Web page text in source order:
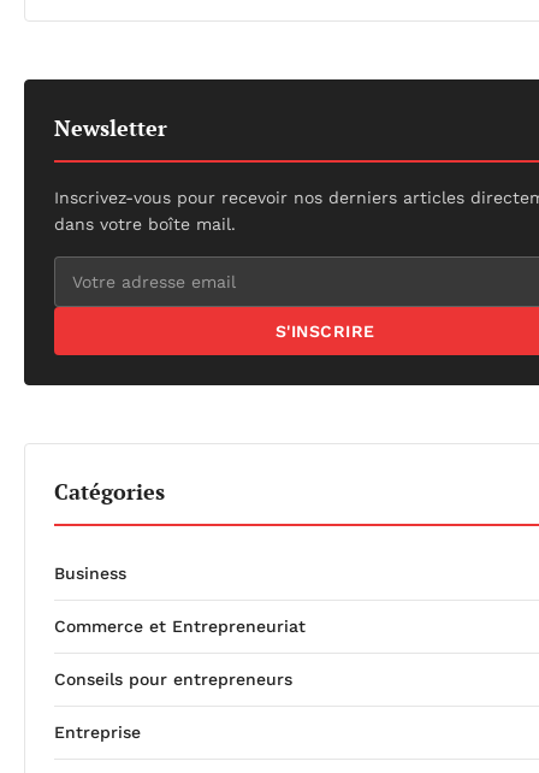
Newsletter
Inscrivez-vous pour recevoir nos derniers articles
dans votre boîte mail.
S'INSCRIRE
Catégories
Business
Commerce et Entrepreneuriat
Conseils pour entrepreneurs
Entreprise